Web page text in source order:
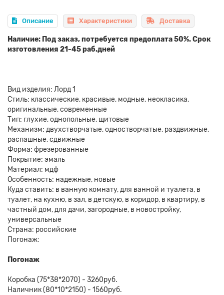
Описание Характеристики Доставка
Наличие: Под заказ, потребуется предоплата 50%. Срок
изготовления 21-45 раб.дней
Вид изделия: Лорд 1
Стиль: классические, красивые, модные, неокласика,
оригинальные, современные
Тип: глухие, однопольные, щитовые
Механизм: двухстворчатые, одностворчатые, раздвижные,
распашные, сдвижные
Форма: фрезерованные
Покрытие: эмаль
Материал: мдф
Особенность: надежные, новые
Куда ставить: в ванную комнату, для ванной и туалета, в
туалет, на кухню, в зал, в детскую, в коридор, в квартиру, в
частный дом, для дачи, загородные, в новостройку,
универсальные
Страна: российские
Погонаж:
Погонаж
Коробка (75*38*2070) - 3260руб.
Наличник (80*10*2150) - 1560руб.